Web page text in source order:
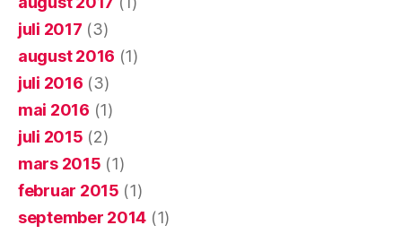
juli 2017 (3)
august 2016 (1)
juli 2016 (3)
mai 2016 (1)
juli 2015 (2)
mars 2015 (1)
februar 2015 (1)
september 2014 (1)